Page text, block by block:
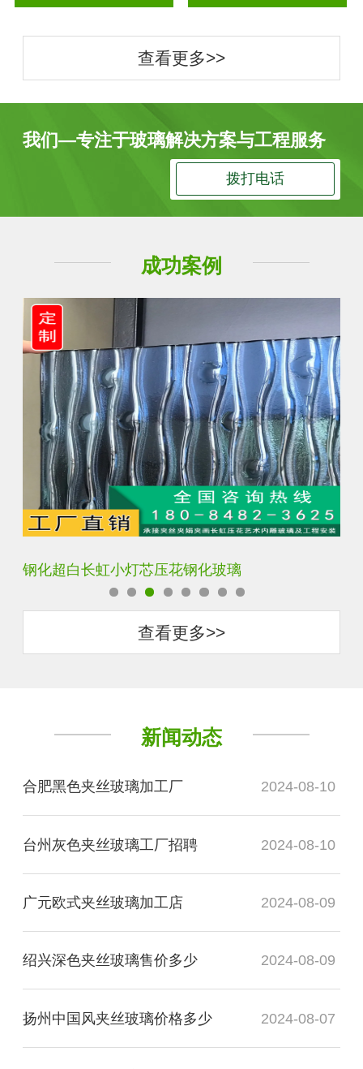
查看更多>>
我们—专注于玻璃解决方案与工程服务
拨打电话
成功案例
钢化超白长虹小灯芯压花钢化玻璃
查看更多>>
新闻动态
合肥黑色夹丝玻璃加工厂 2024-08-10
台州灰色夹丝玻璃工厂招聘 2024-08-10
广元欧式夹丝玻璃加工店 2024-08-09
绍兴深色夹丝玻璃售价多少 2024-08-09
扬州中国风夹丝玻璃价格多少 2024-08-07